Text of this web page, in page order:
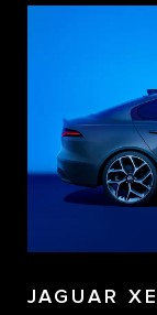
JAGUAR XE